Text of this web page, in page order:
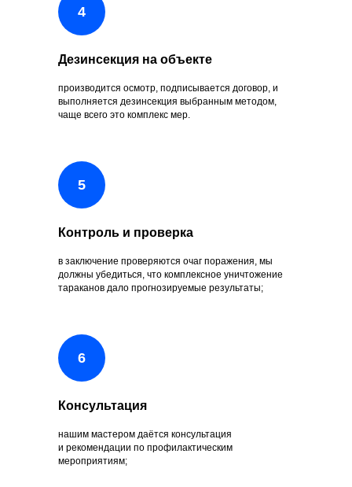
Дезинсекция на объекте
производится осмотр, подписывается договор, и
выполняется дезинсекция выбранным методом,
чаще всего это комплекс мер.
Контроль и проверка
в заключение проверяются очаг поражения, мы
должны убедиться, что комплексное уничтожение
тараканов дало прогнозируемые результаты;
Консультация
нашим мастером даётся консультация
и рекомендации по профилактическим
мероприятиям;